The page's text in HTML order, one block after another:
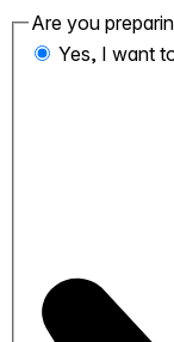
Are you
Yes, I want